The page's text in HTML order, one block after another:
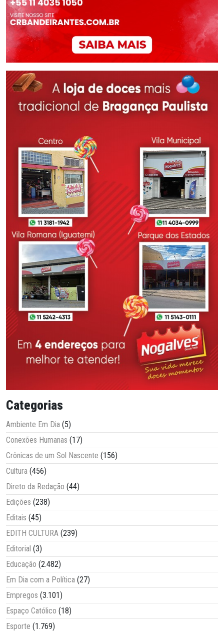
Categorias
Ambiente Em Dia (5)
Conexões Humanas (17)
Crônicas de um Sol Nascente (156)
Cultura (456)
Direto da Redação (44)
Edições (238)
Editais (45)
EDITH CULTURA (239)
Editorial (3)
Educação (2.482)
Em Dia com a Política (27)
Empregos (3.101)
Espaço Católico (18)
Esporte (1.769)